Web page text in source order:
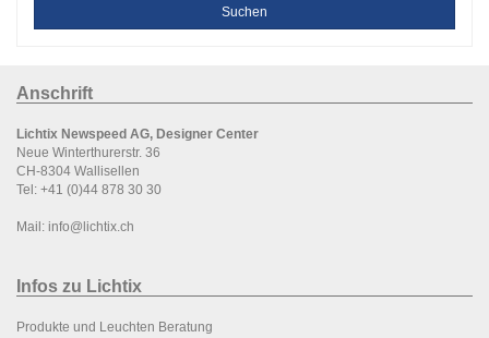
Anschrift
Lichtix Newspeed AG, Designer Center
Neue Winterthurerstr. 36
CH-8304 Wallisellen
Tel: +41 (0)44 878 30 30
Mail: info@lichtix.ch
Infos zu Lichtix
Produkte und Leuchten Beratung